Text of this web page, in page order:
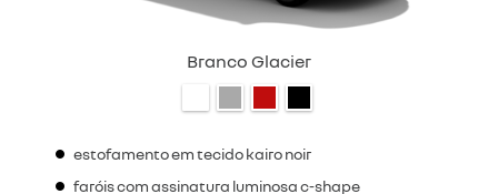
Branco Glacier
estofamento em tecido kairo noir
faróis com assinatura luminosa c-shape